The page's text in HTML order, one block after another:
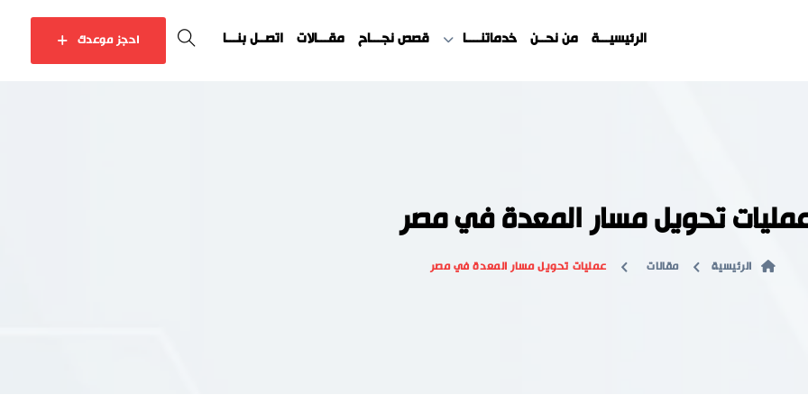
الرئيسيـــة من نحــن خدماتنــــا قصص نجـــاح مقـــالات اتصــل بنـــا احجز موعدك
تحويل مسار المعدة في مصر
الرئيسية مقالات عمليات تحويل مسار المعدة في مصر